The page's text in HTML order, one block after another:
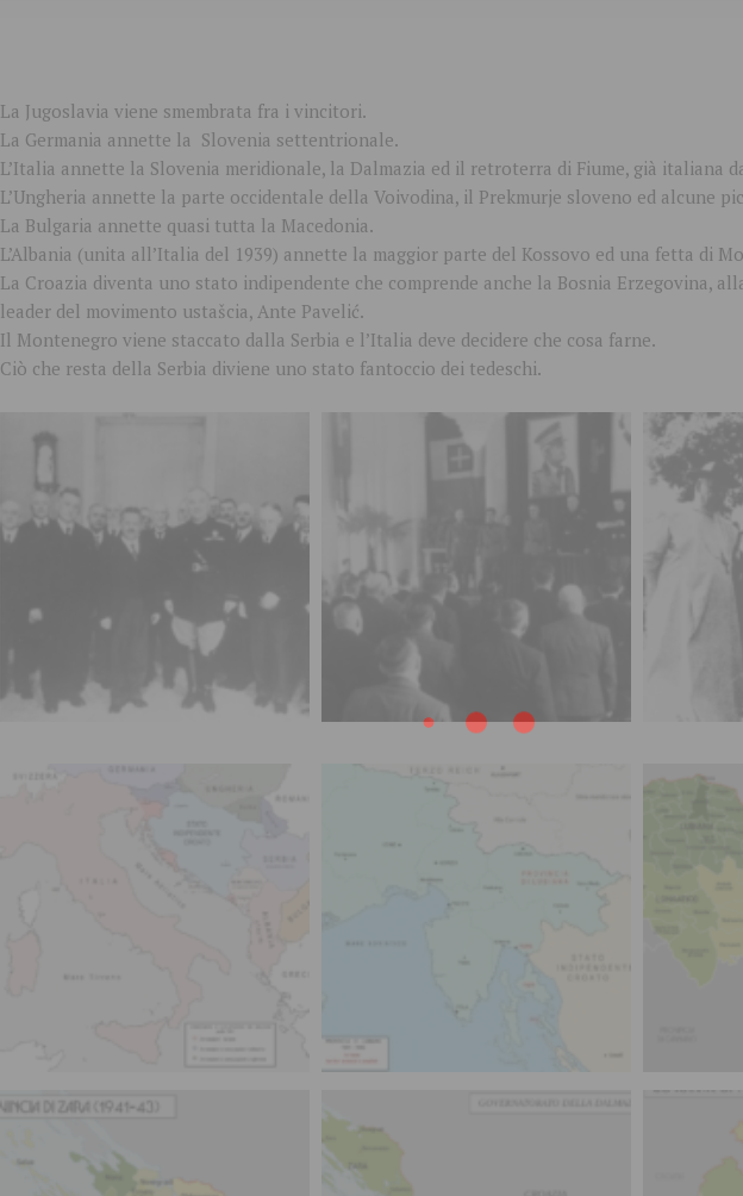
La Jugoslavia viene smembrata fra i vincitori.
La Germania annette la Slovenia settentrionale.
L’Italia annette la Slovenia meridionale, la Dalmazia ed il retroterra di Fiume, già italiana
L’Ungheria annette la parte occidentale della Voivodina, il Prekmurje sloveno ed alcune
La Bulgaria annette quasi tutta la Macedonia.
L’Albania (unita all’Italia del 1939) annette la maggior parte del Kossovo ed una fetta di
La Croazia diventa uno stato indipendente che comprende anche la Bosnia Erzegovina,
leader del movimento ustašcia, Ante Pavelić.
Il Montenegro viene staccato dalla Serbia e l’Italia deve decidere che cosa farne.
Ciò che resta della Serbia diviene uno stato fantoccio dei tedeschi.